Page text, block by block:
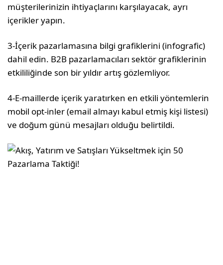
müşterilerinizin ihtiyaçlarını karşılayacak, ayrı
içerikler yapın.
3-İçerik pazarlamasına bilgi grafiklerini (infografic)
dahil edin. B2B pazarlamacıları sektör grafiklerinin
etkililiğinde son bir yıldır artış gözlemliyor.
4-E-maillerde içerik yaratırken en etkili yöntemlerin
mobil opt-inler (email almayı kabul etmiş kişi listesi)
ve doğum günü mesajları olduğu belirtildi.